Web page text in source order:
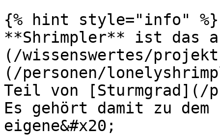
{% hint style="info" %}
**Shrimpler** ist das
(/wissenswertes/
(/personen/
Teil von [Sturmgrad](/
Es gehört damit zu
eigene&#x20;